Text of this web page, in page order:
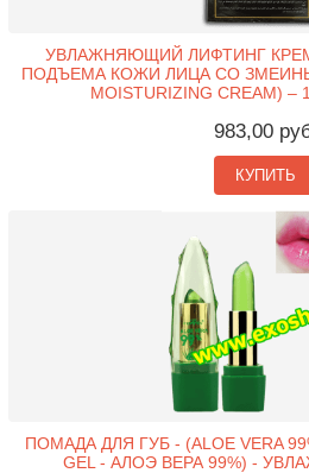
УВЛАЖНЯЮЩИЙ ЛИФТИНГ
ПОДЪЕМА КОЖИ ЛИЦА СО
MOISTURIZING CREAM) –
983,00
КУПИТЬ
ПОМАДА ДЛЯ ГУБ - (ALOE VERA
GEL - АЛОЭ ВЕРА 99%) -